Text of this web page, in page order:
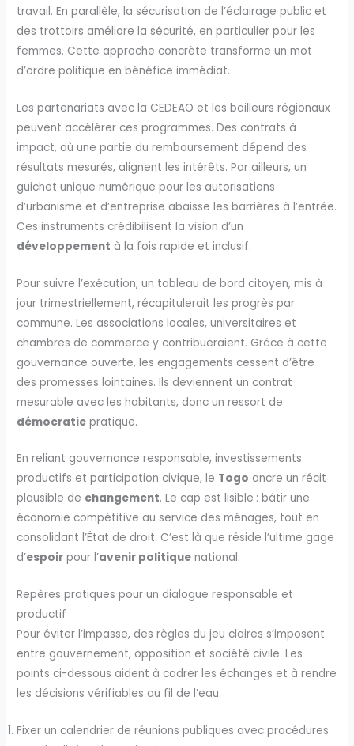
travail. En parallèle, la sécurisation de l’éclairage public et
des trottoirs améliore la sécurité, en particulier pour les
femmes. Cette approche concrète transforme un mot
d’ordre politique en bénéfice immédiat.
Les partenariats avec la CEDEAO et les bailleurs régionaux
peuvent accélérer ces programmes. Des contrats à
impact, où une partie du remboursement dépend des
résultats mesurés, alignent les intérêts. Par ailleurs, un
guichet unique numérique pour les autorisations
d’urbanisme et d’entreprise abaisse les barrières à l’entrée.
Ces instruments crédibilisent la vision d’un
développement à la fois rapide et inclusif.
Pour suivre l’exécution, un tableau de bord citoyen, mis à
jour trimestriellement, récapitulerait les progrès par
commune. Les associations locales, universitaires et
chambres de commerce y contribueraient. Grâce à cette
gouvernance ouverte, les engagements cessent d’être
des promesses lointaines. Ils deviennent un contrat
mesurable avec les habitants, donc un ressort de
démocratie pratique.
En reliant gouvernance responsable, investissements
productifs et participation civique, le Togo ancre un récit
plausible de changement. Le cap est lisible : bâtir une
économie compétitive au service des ménages, tout en
consolidant l’État de droit. C’est là que réside l’ultime gage
d’espoir pour l’avenir politique national.
Repères pratiques pour un dialogue responsable et
productif
Pour éviter l’impasse, des règles du jeu claires s’imposent
entre gouvernement, opposition et société civile. Les
points ci-dessous aident à cadrer les échanges et à rendre
les décisions vérifiables au fil de l’eau.
Fixer un calendrier de réunions publiques avec procédures